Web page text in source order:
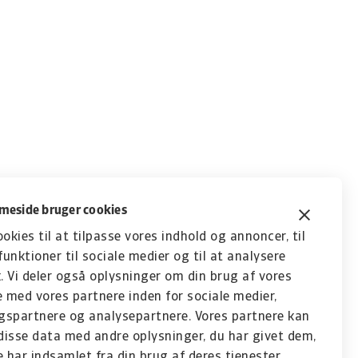
bruger cookies
til at tilpasse vores indhold og annoncer, til
til sociale medier og til at analysere
Vi deler også oplysninger om din brug af vores
med vores partnere inden for sociale medier,
og analysepartnere. Vores partnere kan
data med andre oplysninger, du har givet dem,